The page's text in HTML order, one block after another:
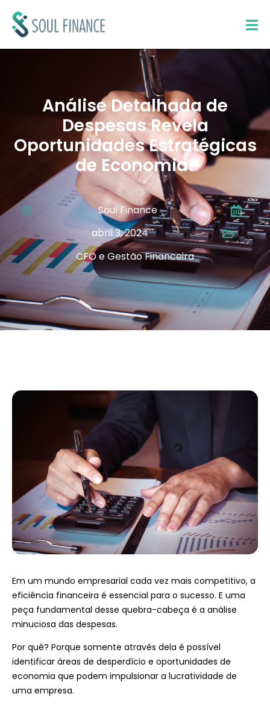
Análise Detalhada de
Despesas Revela
Oportunidades Estratégicas
de Economia!
Soul Finance
abril 3, 2024
CFO e Gestão Financeira
Em um mundo empresarial cada vez mais competitivo, a
eficiência financeira é essencial para o sucesso. E uma
peça fundamental desse quebra-cabeça é a análise
minuciosa das despesas.
Por quê? Porque somente através dela é possível
identificar áreas de desperdício e oportunidades de
economia que podem impulsionar a lucratividade de
uma empresa.